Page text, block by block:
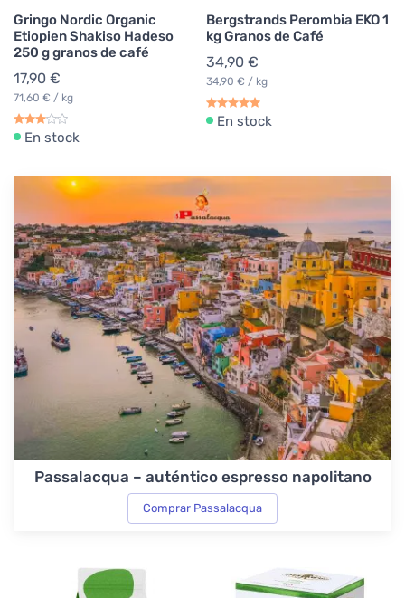
Gringo Nordic Organic
Etiopien Shakiso Hadeso
250 g granos de café
17,90 €
71,60 € / kg
En stock
Bergstrands Perombia EKO 1
kg Granos de Café
34,90 €
34,90 € / kg
En stock
Passalacqua – auténtico espresso napolitano
Comprar Passalacqua